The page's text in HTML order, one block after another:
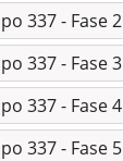
337 - Fase 2
337 - Fase 3
337 - Fase 4
337 - Fase 5